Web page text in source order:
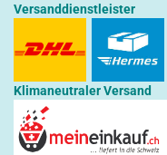
Versanddienstleister
Klimaneutraler Versand